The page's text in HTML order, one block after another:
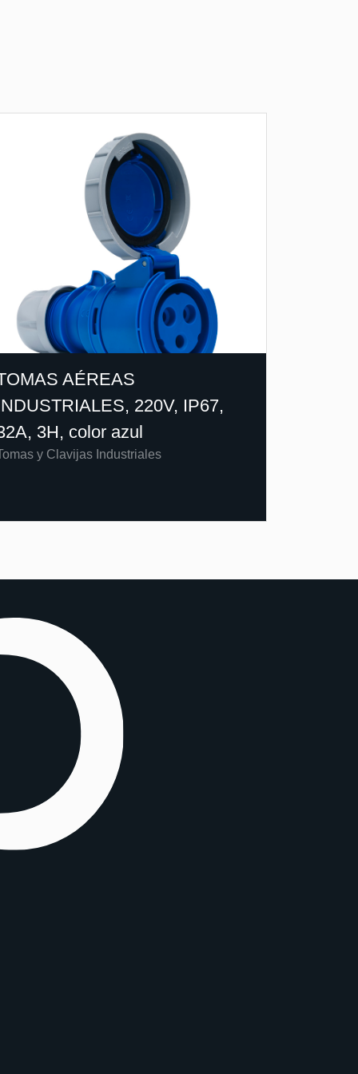
AÉREAS
220V, IP67,
3H, color azul
y Clavijas Industriales